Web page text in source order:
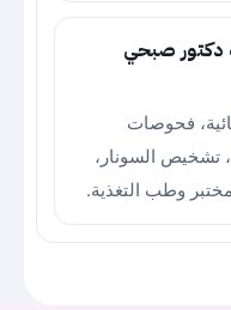
دكتور صبحي
فحوصات
تشخيص السونار،
وطب التغذية.